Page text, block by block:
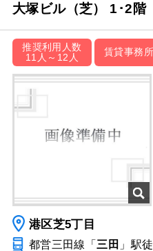
大塚ビル（芝） 1･2階
推奨利用人数
11人～12人
賃貸事務所
港区芝5丁目
都営三田線「 三田 」駅